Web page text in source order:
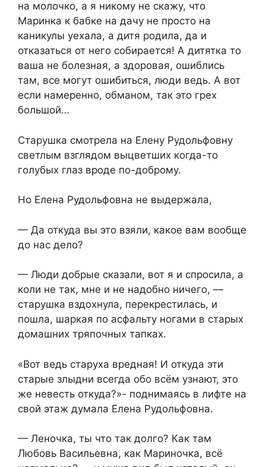
на молочко, а я никому не скажу, что
Маринка к бабке на дачу не просто на
каникулы уехала, а дитя родила, да и
отказаться от него собирается! А дитятка то
ваша не болезная, а здоровая, ошиблись
там, все могут ошибиться, люди ведь. А вот
если намеренно, обманом, так это грех
большой…
Старушка смотрела на Елену Рудольфовну
светлым взглядом выцветших когда-то
голубых глаз вроде по-доброму.
Но Елена Рудольфовна не выдержала,
— Да откуда вы это взяли, какое вам вообще
до нас дело?
— Люди добрые сказали, вот я и спросила, а
коли не так, мне и не надобно ничего, —
старушка вздохнула, перекрестилась, и
пошла, шаркая по асфальту ногами в старых
домашних тряпочных тапках.
«Вот ведь старуха вредная! И откуда эти
старые злыдни всегда обо всём узнают, это
же невесть откуда?»- поднимаясь в лифте на
свой этаж думала Елена Рудольфовна.
— Леночка, ты что так долго? Как там
Любовь Васильевна, как Мариночка, всё